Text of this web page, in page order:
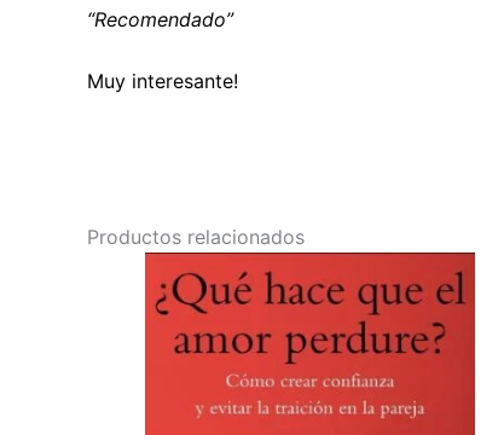
“Recomendado”
Muy interesante!
Productos relacionados